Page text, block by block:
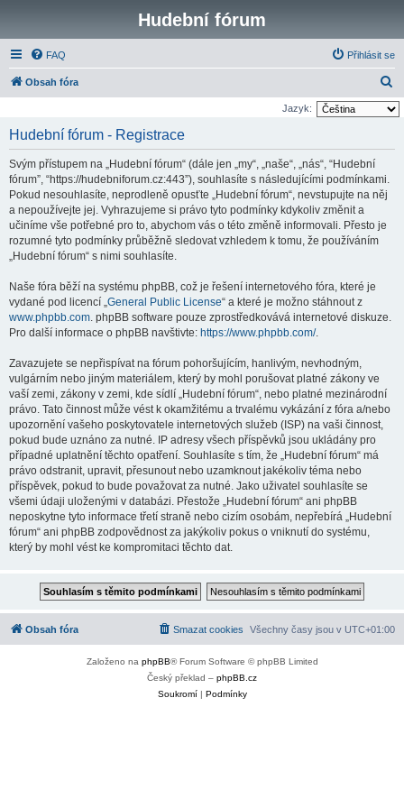
Hudební fórum
FAQ Přihlásit se
Obsah fóra
l
Jazyk:
Hudební fórum - Registrace
Svým přístupem na „Hudební fórum“ (dále jen „my“, „naše“, „nás“, “Hudební
fórum”, “https://hudebniforum.cz:443”), souhlasíte s následujícími podmínkami.
Pokud nesouhlasíte, neprodleně opusťte „Hudební fórum“, nevstupujte na něj
a nepoužívejte jej. Vyhrazujeme si právo tyto podmínky kdykoliv změnit a
učiníme vše potřebné pro to, abychom vás o této změně informovali. Přesto je
rozumné tyto podmínky průběžně sledovat vzhledem k tomu, že používáním
„Hudební fórum“ s nimi souhlasíte.
Naše fóra běží na systému phpBB, což je řešení internetového fóra, které je
vydané pod licencí „General Public License“ a které je možno stáhnout z
www.phpbb.com. phpBB software pouze zprostředkovává internetové diskuze.
Pro další informace o phpBB navštivte: https://www.phpbb.com/.
Zavazujete se nepřispívat na fórum pohoršujícím, hanlivým, nevhodným,
vulgárním nebo jiným materiálem, který by mohl porušovat platné zákony ve
vaší zemi, zákony v zemi, kde sídlí „Hudební fórum“, nebo platné mezinárodní
právo. Tato činnost může vést k okamžitému a trvalému vykázání z fóra a/nebo
upozornění vašeho poskytovatele internetových služeb (ISP) na vaši činnost,
pokud bude uznáno za nutné. IP adresy všech příspěvků jsou ukládány pro
případné uplatnění těchto opatření. Souhlasíte s tím, že „Hudební fórum“ má
právo odstranit, upravit, přesunout nebo uzamknout jakékoliv téma nebo
příspěvek, pokud to bude považovat za nutné. Jako uživatel souhlasíte se
všemi údaji uloženými v databázi. Přestože „Hudební fórum“ ani phpBB
neposkytne tyto informace třetí straně nebo cizím osobám, nepřebírá „Hudební
fórum“ ani phpBB zodpovědnost za jakýkoliv pokus o vniknutí do systému,
který by mohl vést ke kompromitaci těchto dat.
Obsah fóra Všechny časy jsou v UTC+01:00
Smazat cookies
Založeno na phpBB® Forum Software © phpBB Limited
Český překlad – phpBB.cz
Soukromí| Podmínky